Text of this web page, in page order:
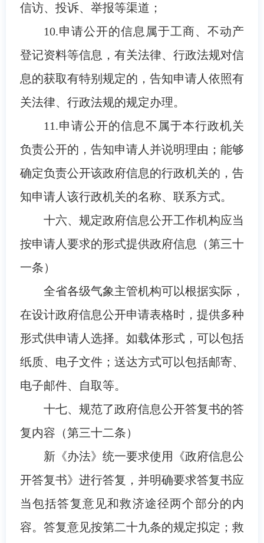
信访、投诉、举报等渠道；
10.申请公开的信息属于工商、不动产
登记资料等信息，有关法律、行政法规对信
息的获取有特别规定的，告知申请人依照有
关法律、行政法规的规定办理。
11.申请公开的信息不属于本行政机关
负责公开的，告知申请人并说明理由；能够
确定负责公开该政府信息的行政机关的，告
知申请人该行政机关的名称、联系方式。
十六、规定政府信息公开工作机构应当
按申请人要求的形式提供政府信息（第三十
一条）
全省各级气象主管机构可以根据实际，
在设计政府信息公开申请表格时，提供多种
形式供申请人选择。如载体形式，可以包括
纸质、电子文件；送达方式可以包括邮寄、
电子邮件、自取等。
十七、规范了政府信息公开答复书的答
复内容（第三十二条）
新《办法》统一要求使用《政府信息公
开答复书》进行答复，并明确要求答复书应
当包括答复意见和救济途径两个部分的内
容。答复意见按第二十九条的规定拟定；救